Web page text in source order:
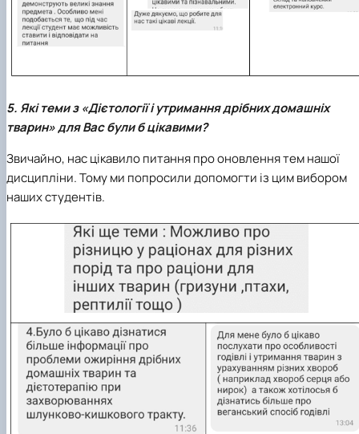
5. Які теми з «Дієтології і утримання дрібних домашніх
тварин» для Вас були б цікавими?
Звичайно, нас цікавило питання про оновлення тем нашої
дисципліни. Тому ми попросили допомогти із цим вибором
наших студентів.